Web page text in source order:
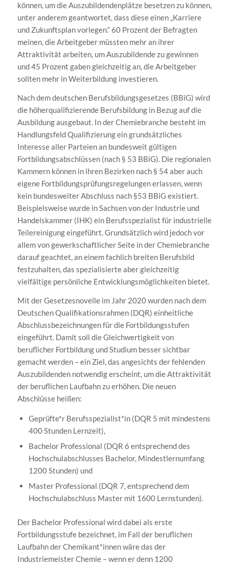
können, um die Auszubildendenplätze besetzen zu können,
unter anderem geantwortet, dass diese einen „Karriere
und Zukunftsplan vorlegen.“ 60 Prozent der Befragten
meinen, die Arbeitgeber müssten mehr an ihrer
Attraktivität arbeiten, um Auszubildende zu gewinnen
und 45 Prozent gaben gleichzeitig an, die Arbeitgeber
sollten mehr in Weiterbildung investieren.
Nach dem deutschen Berufsbildungsgesetzes (BBiG) wird
die höherqualifizierende Berufsbildung in Bezug auf die
Ausbildung ausgebaut. In der Chemiebranche besteht im
Handlungsfeld Qualifizierung ein grundsätzliches
Interesse aller Parteien an bundesweit gültigen
Fortbildungsabschlüssen (nach § 53 BBiG). Die regionalen
Kammern können in ihren Bezirken nach § 54 aber auch
eigene Fortbildungsprüfungsregelungen erlassen, wenn
kein bundesweiter Abschluss nach §53 BBiG existiert.
Beispielsweise wurde in Sachsen von der Industrie und
Handelskammer (IHK) ein Berufsspezialist für industrielle
Teilereinigung eingeführt. Grundsätzlich wird jedoch vor
allem von gewerkschaftlicher Seite in der Chemiebranche
darauf geachtet, an einem fachlich breiten Berufsbild
festzuhalten, das spezialisierte aber gleichzeitig
vielfältige persönliche Entwicklungsmöglichkeiten bietet.
Mit der Gesetzesnovelle im Jahr 2020 wurden nach dem
Deutschen Qualifikationsrahmen (DQR) einheitliche
Abschlussbezeichnungen für die Fortbildungsstufen
eingeführt. Damit soll die Gleichwertigkeit von
beruflicher Fortbildung und Studium besser sichtbar
gemacht werden – ein Ziel, das angesichts der fehlenden
Auszubildenden notwendig erscheint, um die Attraktivität
der beruflichen Laufbahn zu erhöhen. Die neuen
Abschlüsse heißen:
Geprüfte*r Berufsspezialist*in (DQR 5 mit mindestens
400 Stunden Lernzeit),
Bachelor Professional (DQR 6 entsprechend des
Hochschulabschlusses Bachelor, Mindestlernumfang
1200 Stunden) und
Master Professional (DQR 7, entsprechend dem
Hochschulabschluss Master mit 1600 Lernstunden).
Der Bachelor Professional wird dabei als erste
Fortbildungsstufe bezeichnet, im Fall der beruflichen
Laufbahn der Chemikant*innen wäre das der
Industriemeister Chemie – wenn er denn 1200